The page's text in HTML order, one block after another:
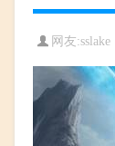
网友:sslake